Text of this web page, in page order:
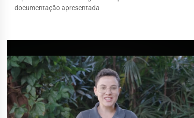
documentação apresentada